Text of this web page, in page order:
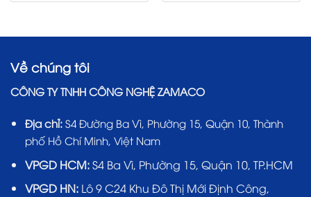
Về chúng tôi
CÔNG TY TNHH CÔNG NGHỆ ZAMACO
Địa chỉ: S4 Đường Ba Vì, Phường 15, Quận 10, Thành
phố Hồ Chí Minh, Việt Nam
VPGD HCM:S4 Ba Vì, Phường 15, Quận 10, TP.HCM
VPGD HN:Lô 9 C24 Khu Đô Thị Mới Định Công,